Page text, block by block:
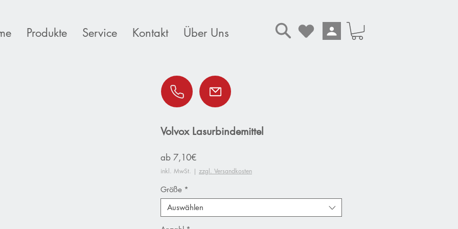
Produkte Service Kontakt Über Uns
Volvox Lasurbindemittel
ab 7,10€Sale-
Preis
inkl. MwSt. | zzgl. Versandkosten
Größe *
Auswählen